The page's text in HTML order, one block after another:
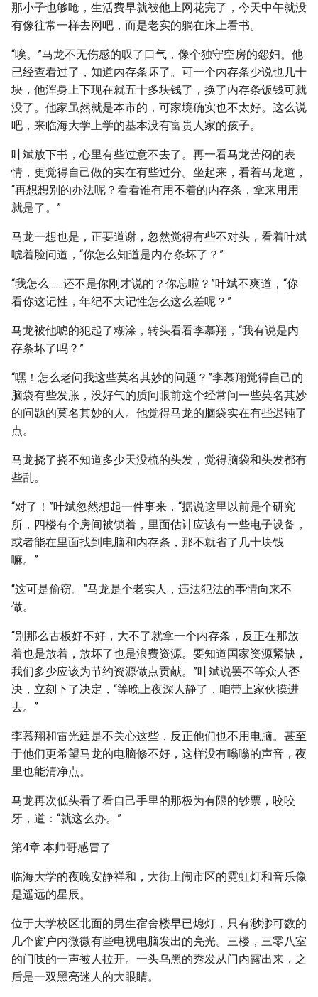
那小子也够呛，生活费早就被他上网花完了，今天中午就没
有像往常一样去网吧，而是老实的躺在床上看书。
“唉。”马龙不无伤感的叹了口气，像个独守空房的怨妇。他
已经查看过了，知道内存条坏了。可一个内存条少说也几十
块，他浑身上下现在就五十多块钱了，换了内存条饭钱可就
没了。他家虽然就是本市的，可家境确实也不太好。这么说
吧，来临海大学上学的基本没有富贵人家的孩子。
叶斌放下书，心里有些过意不去了。再一看马龙苦闷的表
情，更觉得自己做的实在有些过分。坐起来，看着马龙道，
“再想想别的办法呢？看看谁有用不着的内存条，拿来用用
就是了。”
马龙一想也是，正要道谢，忽然觉得有些不对头，看着叶斌
唬着脸问道，“你怎么知道是内存条坏了？”
“我怎么……还不是你刚才说的？你忘啦？”叶斌不爽道，“你
看你这记性，年纪不大记性怎么这么差呢？”
马龙被他唬的犯起了糊涂，转头看看李慕翔，“我有说是内
存条坏了吗？”
“嘿！怎么老问我这些莫名其妙的问题？”李慕翔觉得自己的
脑袋有些发胀，没好气的质问眼前这个经常问一些莫名其妙
的问题的莫名其妙的人。他觉得马龙的脑袋实在有些迟钝了
点。
马龙挠了挠不知道多少天没梳的头发，觉得脑袋和头发都有
些乱。
“对了！”叶斌忽然想起一件事来，“据说这里以前是个研究
所，四楼有个房间被锁着，里面估计应该有一些电子设备，
或者能在里面找到电脑和内存条，那不就省了几十块钱
嘛。”
“这可是偷窃。”马龙是个老实人，违法犯法的事情向来不
做。
“别那么古板好不好，大不了就拿一个内存条，反正在那放
着也是放着，放坏了也是浪费资源。要知道国家资源紧缺，
我们多少应该为节约资源做点贡献。”叶斌说罢不等众人否
决，立刻下了决定，“等晚上夜深人静了，咱带上家伙摸进
去。”
李慕翔和雷光廷是不关心这些，反正他们也不用电脑。甚至
于他们更希望马龙的电脑修不好，这样没有嗡嗡的声音，夜
里也能清净点。
马龙再次低头看了看自己手里的那极为有限的钞票，咬咬
牙，道：“就这么办。”
第4章 本帅哥感冒了
临海大学的夜晚安静祥和，大街上闹市区的霓虹灯和音乐像
是遥远的星辰。
位于大学校区北面的男生宿舍楼早已熄灯，只有渺渺可数的
几个窗户内微微有些电视电脑发出的亮光。三楼，三零八室
的门吱的一声被人拉开。一头乌黑的秀发从门内露出来，之
后是一双黑亮迷人的大眼睛。